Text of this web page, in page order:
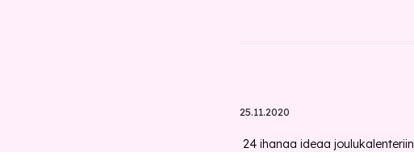
25.11.2020
24 ihanaa ideaa joulukalenteriin